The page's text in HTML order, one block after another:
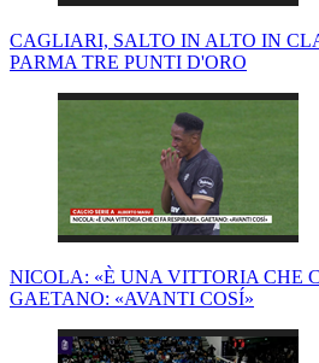
CAGLIARI, SALTO IN ALTO IN
PARMA TRE PUNTI D'ORO
NICOLA: «È UNA VITTORIA CHE
GAETANO: «AVANTI COSÍ»